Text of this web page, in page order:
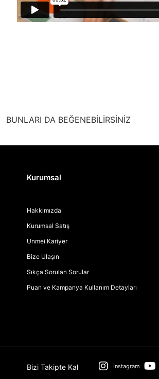
BUNLARI DA BEĞENEBİLİRSİNİZ
Kurumsal
Hakkımızda
Kurumsal Satış
Unmei Kariyer
Bize Ulaşın
Sıkça Sorulan Sorular
Puan ve Kampanya Kullanım Detayları
Bizi Takipte Kal İnstagram